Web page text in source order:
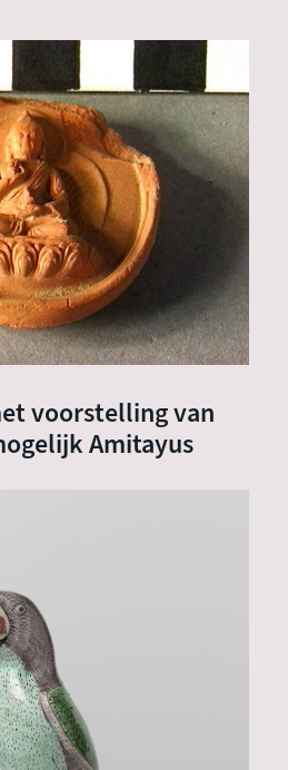
voorstelling van
Amitayus